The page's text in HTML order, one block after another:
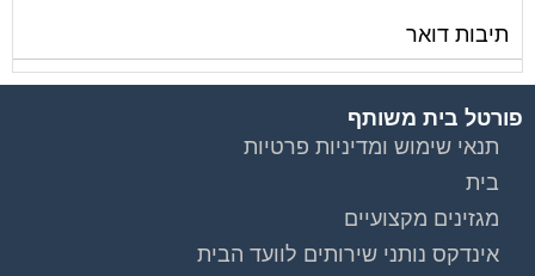
תיבות דואר
פורטל בית משותף
תנאי שימוש ומדיניות פרטיות
בית
מגזינים מקצועיים
אינדקס נותני שירותים לוועד הבית